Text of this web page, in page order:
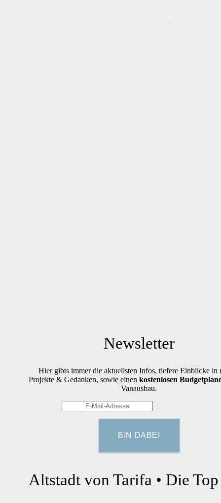
Newsletter
Hier gibts immer die aktuellsten Infos, tiefere Einblicke in
Projekte & Gedanken, sowie einen kostenlosen
Vanausbau.
Altstadt von Tarifa • Die